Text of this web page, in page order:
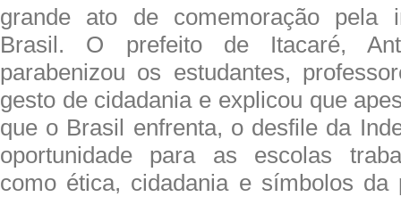
grande ato de comemoração pela
Brasil. O prefeito de Itacaré,
parabenizou os estudantes,
gesto de cidadania e explicou que
que o Brasil enfrenta, o desfile da
oportunidade para as escolas
como ética, cidadania e símbolos da